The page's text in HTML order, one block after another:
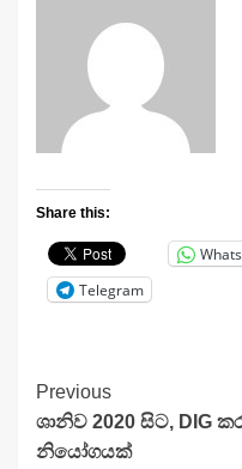
Share this:
Telegram
Continue
Reading
Previous
ශානිව 2020 සිට,
නියෝගයක්